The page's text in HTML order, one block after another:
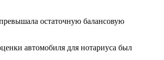
остаточную балансовую
автомобиля для нотариуса был